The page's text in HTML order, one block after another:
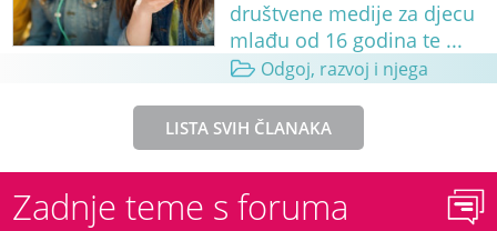
društvene medije za djecu
mlađu od 16 godina te ...
Odgoj, razvoj i njega
LISTA SVIH ČLANAKA
Zadnje teme s foruma